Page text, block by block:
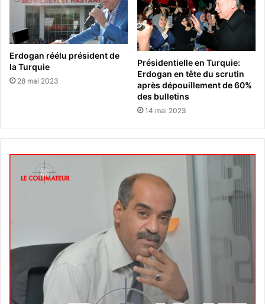
Erdogan réélu président de
la Turquie
28 mai 2023
Présidentielle en Turquie:
Erdogan en tête du scrutin
après dépouillement de 60%
des bulletins
14 mai 2023